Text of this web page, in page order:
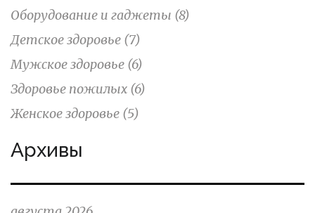
Оборудование и гаджеты (8)
Детское здоровье (7)
Мужское здоровье (6)
Здоровье пожилых (6)
Женское здоровье (5)
Архивы